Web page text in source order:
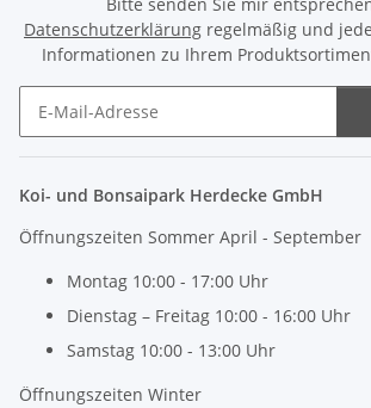
Datenschutzerklärung regelmäßig und
Informationen zu Ihrem
Koi- und Bonsaipark Herdecke GmbH
Öffnungszeiten Sommer April - September
Montag 10:00 - 17:00 Uhr
Dienstag – Freitag 10:00 - 16:00 Uhr
Samstag 10:00 - 13:00 Uhr
Öffnungszeiten Winter